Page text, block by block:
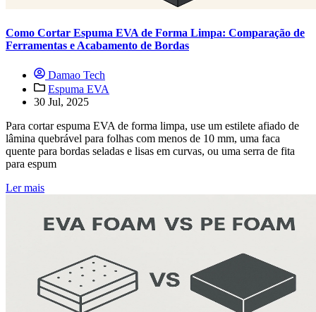
Como Cortar Espuma EVA de Forma Limpa: Comparação de
Ferramentas e Acabamento de Bordas
Damao Tech
Espuma EVA
30 Jul, 2025
Para cortar espuma EVA de forma limpa, use um estilete afiado de
lâmina quebrável para folhas com menos de 10 mm, uma faca
quente para bordas seladas e lisas em curvas, ou uma serra de fita
para espum
Ler mais